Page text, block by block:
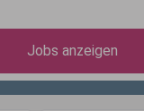
Jobs anzeigen